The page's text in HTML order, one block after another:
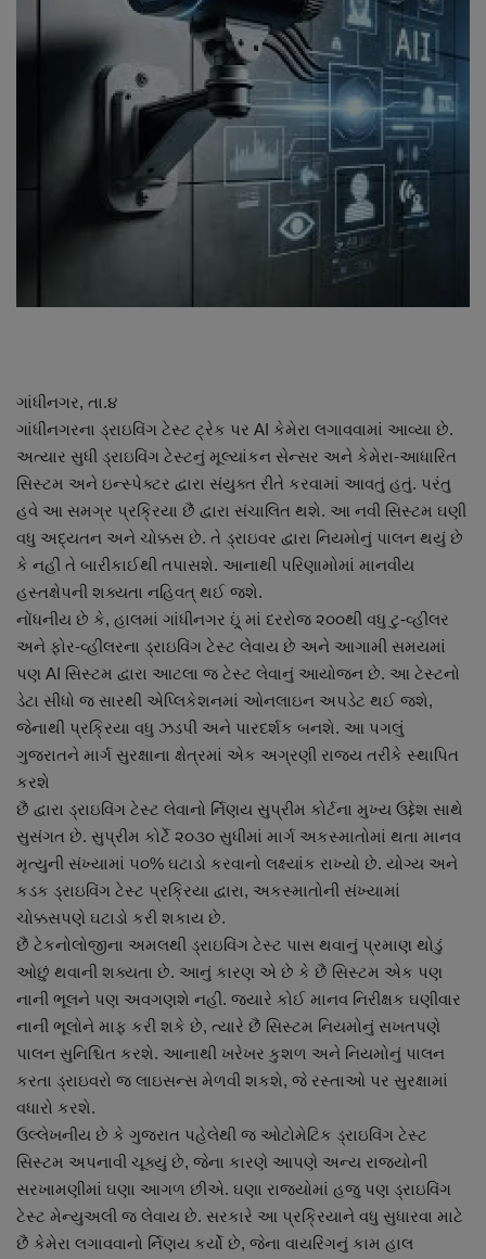
Dipotsav Special
આંતરરાષ્ટ્રીય
Support US
બજારના સમાચાર
નાણાંકીય સમાચાર
સ્થાનિક સમાચાર
સ્પોર્ટ્સ
રાશિફળ
ગુનાખોરી
બોલિવૂડ
સ્વાસ્થ્ય
ગાંધીનગર, તા.૪
ગાંધીનગરના ડ્રાઇવિંગ ટેસ્ટ ટ્રેક પર AI કેમેરા લગાવવામાં આવ્યા છે.
અત્યાર સુધી ડ્રાઇવિંગ ટેસ્ટનું મૂલ્યાંકન સેન્સર અને કેમેરા-આધારિત
સિસ્ટમ અને ઇન્સ્પેક્ટર દ્વારા સંયુક્ત રીતે કરવામાં આવતું હતું. પરંતુ
હવે આ સમગ્ર પ્રક્રિયા છૈં દ્વારા સંચાલિત થશે. આ નવી સિસ્ટમ ઘણી
વધુ અદ્યતન અને ચોક્કસ છે. તે ડ્રાઇવર દ્વારા નિયમોનું પાલન થયું છે
કે નહીં તે બારીકાઈથી તપાસશે. આનાથી પરિણામોમાં માનવીય
હસ્તક્ષેપની શક્યતા નહિવત્ થઈ જશે.
નોંધનીય છે કે, હાલમાં ગાંધીનગર ઇ્ર્ં માં દરરોજ ૨૦૦થી વધુ ટુ-વ્હીલર
અને ફોર-વ્હીલરના ડ્રાઇવિંગ ટેસ્ટ લેવાય છે અને આગામી સમયમાં
પણ AI સિસ્ટમ દ્વારા આટલા જ ટેસ્ટ લેવાનું આયોજન છે. આ ટેસ્ટનો
ડેટા સીધો જ સારથી એપ્લિકેશનમાં ઓનલાઇન અપડેટ થઈ જશે,
જેનાથી પ્રક્રિયા વધુ ઝડપી અને પારદર્શક બનશે. આ પગલું
ગુજરાતને માર્ગ સુરક્ષાના ક્ષેત્રમાં એક અગ્રણી રાજ્ય તરીકે સ્થાપિત
કરશે
છૈં દ્વારા ડ્રાઇવિંગ ટેસ્ટ લેવાનો ર્નિણય સુપ્રીમ કોર્ટના મુખ્ય ઉદ્દેશ સાથે
સુસંગત છે. સુપ્રીમ કોર્ટે ૨૦૩૦ સુધીમાં માર્ગ અકસ્માતોમાં થતા માનવ
મૃત્યુની સંખ્યામાં ૫૦% ઘટાડો કરવાનો લક્ષ્યાંક રાખ્યો છે. યોગ્ય અને
કડક ડ્રાઇવિંગ ટેસ્ટ પ્રક્રિયા દ્વારા, અકસ્માતોની સંખ્યામાં
ચોક્કસપણે ઘટાડો કરી શકાય છે.
છૈં ટેકનોલોજીના અમલથી ડ્રાઇવિંગ ટેસ્ટ પાસ થવાનું પ્રમાણ થોડું
ઓછું થવાની શક્યતા છે. આનું કારણ એ છે કે છૈં સિસ્ટમ એક પણ
નાની ભૂલને પણ અવગણશે નહીં. જ્યારે કોઈ માનવ નિરીક્ષક ઘણીવાર
નાની ભૂલોને માફ કરી શકે છે, ત્યારે છૈં સિસ્ટમ નિયમોનું સખતપણે
પાલન સુનિશ્ચિત કરશે. આનાથી ખરેખર કુશળ અને નિયમોનું પાલન
કરતા ડ્રાઇવરો જ લાઇસન્સ મેળવી શકશે, જે રસ્તાઓ પર સુરક્ષામાં
વધારો કરશે.
ઉલ્લેખનીય છે કે ગુજરાત પહેલેથી જ ઓટોમેટિક ડ્રાઇવિંગ ટેસ્ટ
સિસ્ટમ અપનાવી ચૂક્યું છે, જેના કારણે આપણે અન્ય રાજ્યોની
સરખામણીમાં ઘણા આગળ છીએ. ઘણા રાજ્યોમાં હજુ પણ ડ્રાઇવિંગ
ટેસ્ટ મેન્યુઅલી જ લેવાય છે. સરકારે આ પ્રક્રિયાને વધુ સુધારવા માટે
છૈં કેમેરા લગાવવાનો ર્નિણય કર્યો છે, જેના વાયરિંગનું કામ હાલ